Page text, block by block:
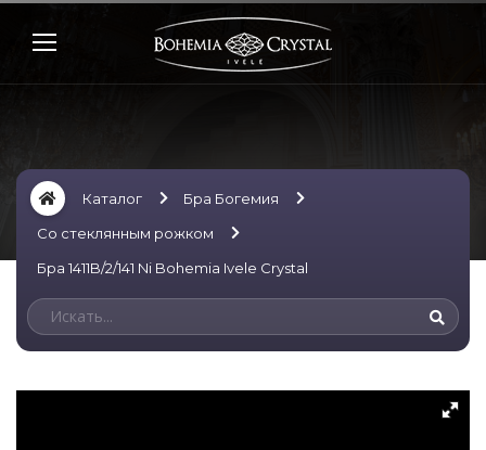
Каталог
Бра Богемия
Со стеклянным рожком
Бра 1411B/2/141 Ni Bohemia Ivele Crystal